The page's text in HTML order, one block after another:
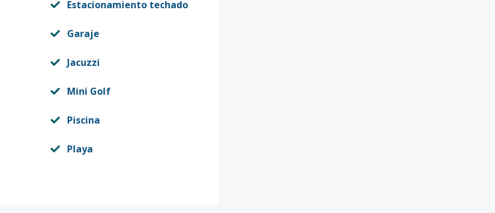
Estacionamiento techado
Garaje
Jacuzzi
Mini Golf
Piscina
Playa